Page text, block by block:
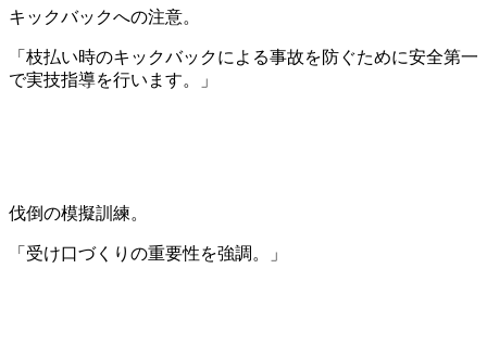
キックバックへの注意。
「枝払い時のキックバックによる事故を防ぐために安全第一
で実技指導を行います。」
伐倒の模擬訓練。
「受け口づくりの重要性を強調。」